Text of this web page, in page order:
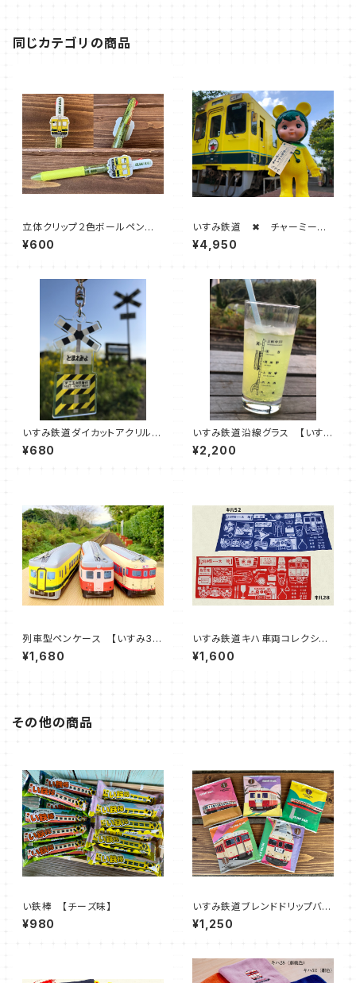
同じカテゴリの商品
立体クリップ２色ボールペン
【いすみ車両】
¥600
いすみ鉄道 ✖ チャーミーち
ゃん （いすみ鉄道オリジナルカ
ラー）
¥4,950
いすみ鉄道ダイカットアクリルキ
ーホルダー【 第二五之町踏切】
¥680
いすみ鉄道沿線グラス 【いす
み 大原～上総中川】【大多
喜 城見ヶ丘～上総中野】
¥2,200
列車型ペンケース 【いすみ35
2 / キハ52-125 / キハ2
8-2346）】
¥1,680
いすみ鉄道キハ車両コレクショ
ンてぬぐい
¥1,600
その他の商品
い鉄棒 【チーズ味】
¥980
いすみ鉄道ブレンドドリップバッ
グ 【キハ車両】（５袋セット）
¥1,250